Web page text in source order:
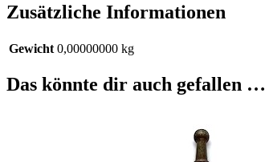
Zusätzliche Informationen
Gewicht 0,00000000 kg
Das könnte dir auch gefallen …